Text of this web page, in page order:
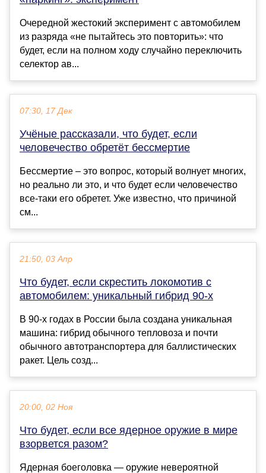
Очередной жестокий эксперимент с автомобилем
из разряда «не пытайтесь это повторить»: что
будет, если на полном ходу случайно переключить
селектор ав...
07:30, 17 Дек
Учёные рассказали, что будет, если
человечество обретёт бессмертие
Бессмертие – это вопрос, который волнует многих,
но реально ли это, и что будет если человечество
все-таки его обретет. Уже известно, что причиной
см...
21:50, 03 Апр
Что будет, если скрестить локомотив с
автомобилем: уникальный гибрид 90-х
В 90-х годах в России была создана уникальная
машина: гибрид обычного тепловоза и почти
обычного автотранспортера для баллистических
ракет. Цель созд...
20:00, 02 Ноя
Что будет, если все ядерное оружие в мире
взорвется разом?
Ядерная боеголовка — оружие невероятной